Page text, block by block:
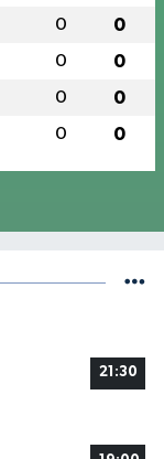
0 0
0 0
0 0
0 0
21:30